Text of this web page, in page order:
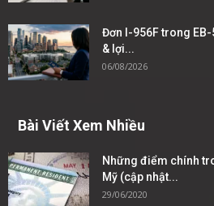
Đơn I-956F trong
& lợi...
06/08/2026
Bài Viết Xem Nhiều
Những điểm chính
Mỹ (cập nhật...
29/06/2020